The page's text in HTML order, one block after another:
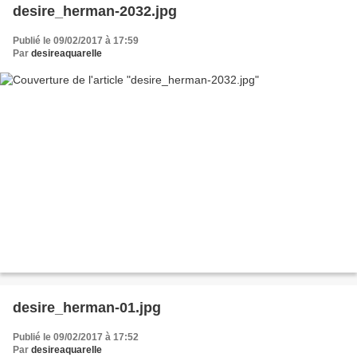
desire_herman-2032.jpg
Publié le 09/02/2017 à 17:59
Par desireaquarelle
desire_herman-01.jpg
Publié le 09/02/2017 à 17:52
Par desireaquarelle